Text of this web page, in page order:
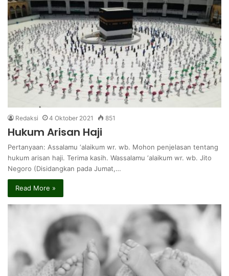
Redaksi 4 Oktober 2021 851
Hukum Arisan Haji
Pertanyaan: Assalamu ‘alaikum wr. wb. Mohon penjelasan tentang
hukum arisan haji. Terima kasih. Wassalamu ‘alaikum wr. wb. Jito
Negoro (Disidangkan pada Jumat,…
Read More »